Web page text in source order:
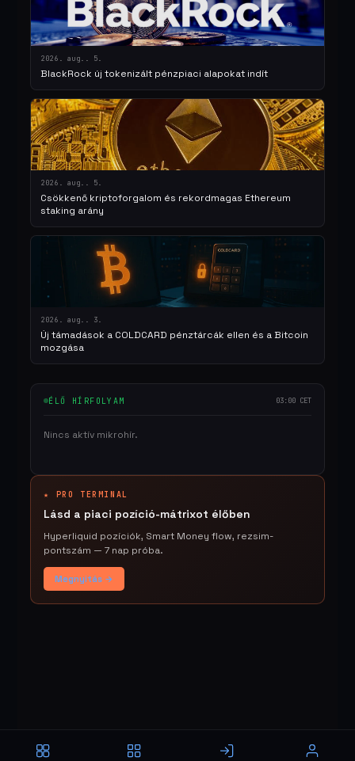
2026. aug.. 5.
BlackRock új tokenizált pénzpiaci alapokat indít
2026. aug.. 5.
Csökkenő kriptoforgalom és rekordmagas Ethereum
staking arány
2026. aug.. 3.
Új támadások a COLDCARD pénztárcák ellen és a Bitcoin
mozgása
ÉLŐ HÍRFOLYAM 03:00 CET
Nincs aktív mikrohír.
★ PRO TERMINAL
Lásd a piaci pozíció-mátrixot élőben
Hyperliquid pozíciók, Smart Money flow, rezsim-
pontszám — 7 nap próba.
Megnyitás →